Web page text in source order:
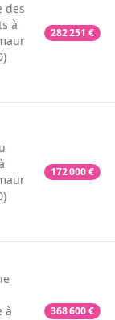
des
à
282 251 €
172 000€
à
368 600€